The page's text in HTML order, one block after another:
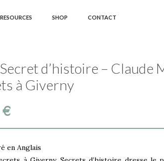
RESOURCES SHOP CONTACT
d’histoire – Claude
à Giverny
€
en Anglais